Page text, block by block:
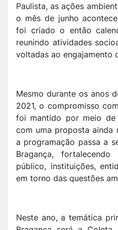
Paulista, as ações
o mês de junho
foi criado o então
reunindo atividades
voltadas ao engajamento
Mesmo durante os anos
2021, o compromisso
foi mantido por meio de
com uma proposta ainda
a programação passa a
Bragança,
público, instituições,
em torno das questões
Neste ano, a temática